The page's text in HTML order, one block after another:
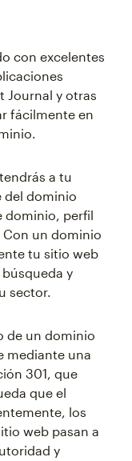
con excelentes
Journal y otras
fácilmente en
a tu
del dominio
dominio, perfil
un dominio
tu sitio web
y
sector.
de un dominio
mediante una
301, que
que el
los
web pasan a
y